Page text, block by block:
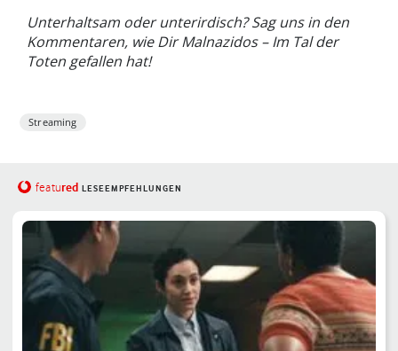
Unterhaltsam oder unterirdisch? Sag uns in den
Kommentaren, wie Dir Malnazidos – Im Tal der
Toten gefallen hat!
Streaming
featured LESEEMPFEHLUNGEN